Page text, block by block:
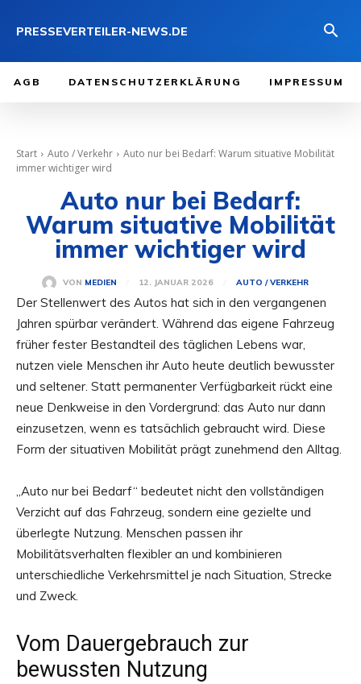
PRESSEVERTEILER-NEWS.DE
AGB DATENSCHUTZERKLÄRUNG IMPRESSUM
Start Auto / Verkehr
Auto nur bei Bedarf: Warum situative Mobilität
immer wichtiger wird
Auto nur bei Bedarf:
Warum situative Mobilität
immer wichtiger wird
VON MEDIEN 12. JANUAR 2026 AUTO / VERKEHR
Der Stellenwert des Autos hat sich in den vergangenen
Jahren spürbar verändert. Während das eigene Fahrzeug
früher fester Bestandteil des täglichen Lebens war,
nutzen viele Menschen ihr Auto heute deutlich bewusster
und seltener. Statt permanenter Verfügbarkeit rückt eine
neue Denkweise in den Vordergrund: das Auto nur dann
einzusetzen, wenn es tatsächlich gebraucht wird. Diese
Form der situativen Mobilität prägt zunehmend den Alltag.
„Auto nur bei Bedarf“ bedeutet nicht den vollständigen
Verzicht auf das Fahrzeug, sondern eine gezielte und
überlegte Nutzung. Menschen passen ihr
Mobilitätsverhalten flexibler an und kombinieren
unterschiedliche Verkehrsmittel je nach Situation, Strecke
und Zweck.
Vom Dauergebrauch zur
bewussten Nutzung